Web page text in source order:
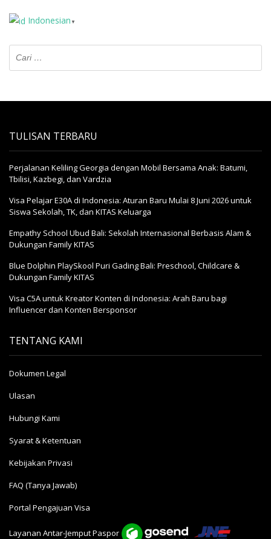
Indonesian ▼
TULISAN TERBARU
Perjalanan Keliling Georgia dengan Mobil Bersama Anak: Batumi,
Tbilisi, Kazbegi, dan Vardzia
Visa Pelajar E30A di Indonesia: Aturan Baru Mulai 8 Juni 2026 untuk
Siswa Sekolah, TK, dan KITAS Keluarga
Empathy School Ubud Bali: Sekolah Internasional Berbasis Alam &
Dukungan Family KITAS
Blue Dolphin PlaySkool Puri Gading Bali: Preschool, Childcare &
Dukungan Family KITAS
Visa C5A untuk Kreator Konten di Indonesia: Arah Baru bagi
Influencer dan Konten Bersponsor
TENTANG KAMI
Dokumen Legal
Ulasan
Hubungi Kami
Syarat & Ketentuan
Kebijakan Privasi
FAQ (Tanya Jawab)
Portal Pengajuan Visa
Layanan Antar-Jemput Paspor